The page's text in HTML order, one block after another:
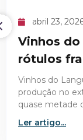
abril
O
Conti
Descubra
históricos
la
valiosa
finos.
Ler artigo...